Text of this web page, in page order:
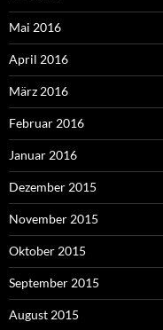
Mai 2016
April 2016
März 2016
Februar 2016
Januar 2016
Dezember 2015
November 2015
Oktober 2015
September 2015
August 2015